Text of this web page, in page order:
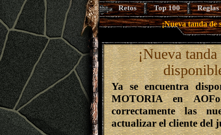
Retos
Top 100
Reglas
¡Nueva tanda
¡Nueva
Ya se encuentra
MOTORIAen
correctamente las
actualizar el cliente del